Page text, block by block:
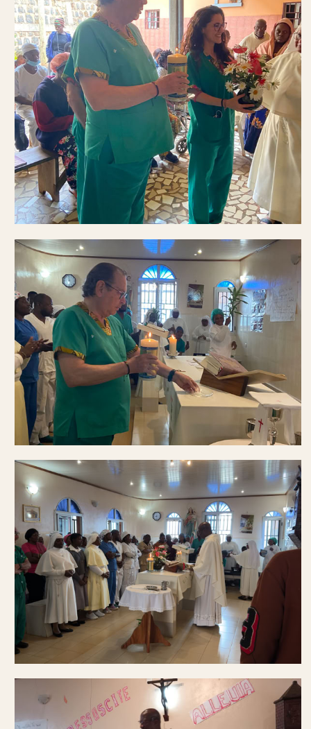
Y después de la misa se celebró una fiesta
modo de cumpleaños y que el Dr. Truan apagó
de un soplido